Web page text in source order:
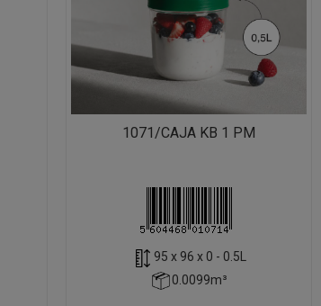
1071/CAJA KB 1 PM
95 x 96 x 0 - 0.5L
0.0099m³